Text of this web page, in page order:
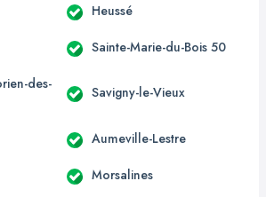
Heussé
Sainte-Marie-du-Bois 50
des-
Savigny-le-Vieux
Aumeville-Lestre
Morsalines